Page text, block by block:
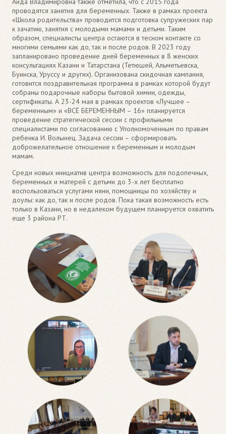
проводятся занятия для беременных. Также в рамках проекта
«Школа родительства» проводится подготовка супружеских пар
к зачатию, занятия с молодыми мамами и детьми. Таким
образом, специалисты центра остаются в тесном контакте со
многими семьями как до, так и после родов. В 2023 году
запланировано проведение дней беременных в 8 женских
консультациях Казани и Татарстана (Тетюшей, Альметьевска,
Буинска, Уруссу и других). Организована скидочная кампания,
готовится поздравительная программа в рамках которой будут
собраны подарочные наборы бытовой химии, одежды,
сертификаты. А 23-24 мая в рамках проектов «Лучшее –
беременным» и «ВСЁ БЕРЕМЕННЫМ – 16» планируется
проведение стратегической сессии с профильными
специалистами по согласованию с Уполномоченным по правам
ребенка И. Волынец. Задача сессии – сформировать
доброжелательное отношение к беременным и молодым
мамам.
Среди новых инициатив центра возможность для подопечных,
беременных и матерей с детьми до 3-х лет бесплатно
воспользоваться услугами няни, помощницы по хозяйству и
доулы: как до, так и после родов. Пока такая возможность есть
только в Казани, но в недалеком будущем планируется охватить
еще 3 района РТ.